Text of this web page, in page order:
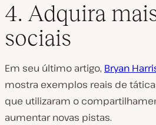
4. Adquira
sociais
Em seu último artigo, Bryan
mostra exemplos reais de
que utilizaram o
aumentar novas pistas.